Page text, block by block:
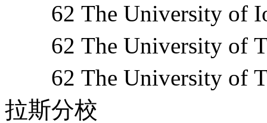
62 The University of
62 The University of
62 The University of
拉斯分校